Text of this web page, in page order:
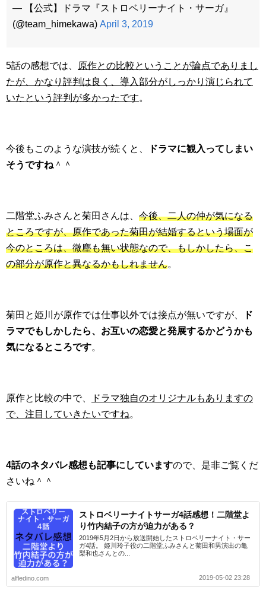
— 【公式】ドラマ『ストロベリーナイト・サーガ』
(@team_himekawa) April 3, 2019
5話の感想では、
原作との比較ということが論点でありまし
たが、かなり評判は良く、導入部分がしっかり演じられて
いたという評判が多かったです。
今後もこのような演技が続くと、
ドラマに観入ってしまい
そうですね ＾＾
二階堂ふみさんと菊田さんは、 今後、二人の仲が気になる
ところですが、原作であった菊田が結婚するという場面が
今のところは、微塵も無い状態なので、もしかしたら、こ
の部分が原作と異なるかもしれません。
菊田と姫川が原作では仕事以外では接点が無いですが、
ド
ラマでもしかしたら、お互いの恋愛と発展するかどうかも
気になるところです。
原作と比較の中で、
ドラマ独自のオリジナルもありますの
で、注目していきたいですね。
4話のネタバレ感想も記事にしていますので、是非ご覧くだ
さいね＾＾
ストロベリーナイトサーガ4話感想！二階堂よ
り竹内結子の方が迫力がある？
2019年5月2日から放送開始したストロベリーナイト・サー
ガ4話。 姫川玲子役の二階堂ふみさんと菊田和男演出の亀
梨和也さんとの...
alfledino.com 2019-05-02 23:28